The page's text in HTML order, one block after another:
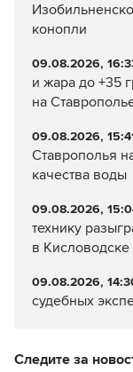
конопли
09.08.2026,
и жара до +35
на
09.08.2026,
Ставрополья
качества воды
09.08.2026,
технику
в Кисловодске
09.08.2026,
судебных
Следите за